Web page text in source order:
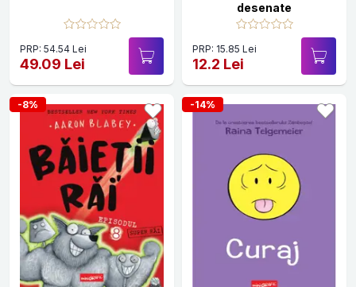
PRP: 54.54 Lei
49.09 Lei
desenate
PRP: 15.85 Lei
12.2 Lei
-8% -14%